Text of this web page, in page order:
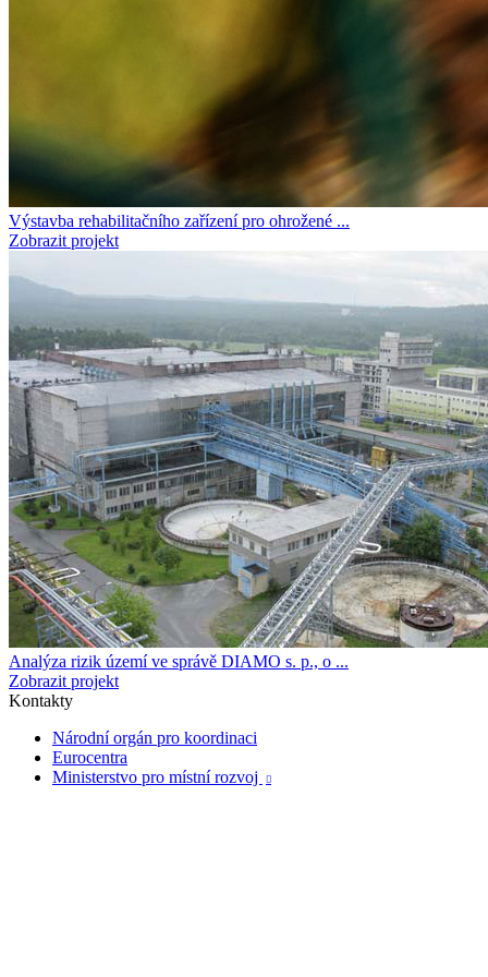
Výstavba rehabilitačního zařízení pro ohrožené ...
Zobrazit projekt
Analýza rizik území ve správě DIAMO s. p., o ...
Zobrazit projekt
Kontakty
Národní orgán pro koordinaci
Eurocentra
Ministerstvo pro místní rozvoj
